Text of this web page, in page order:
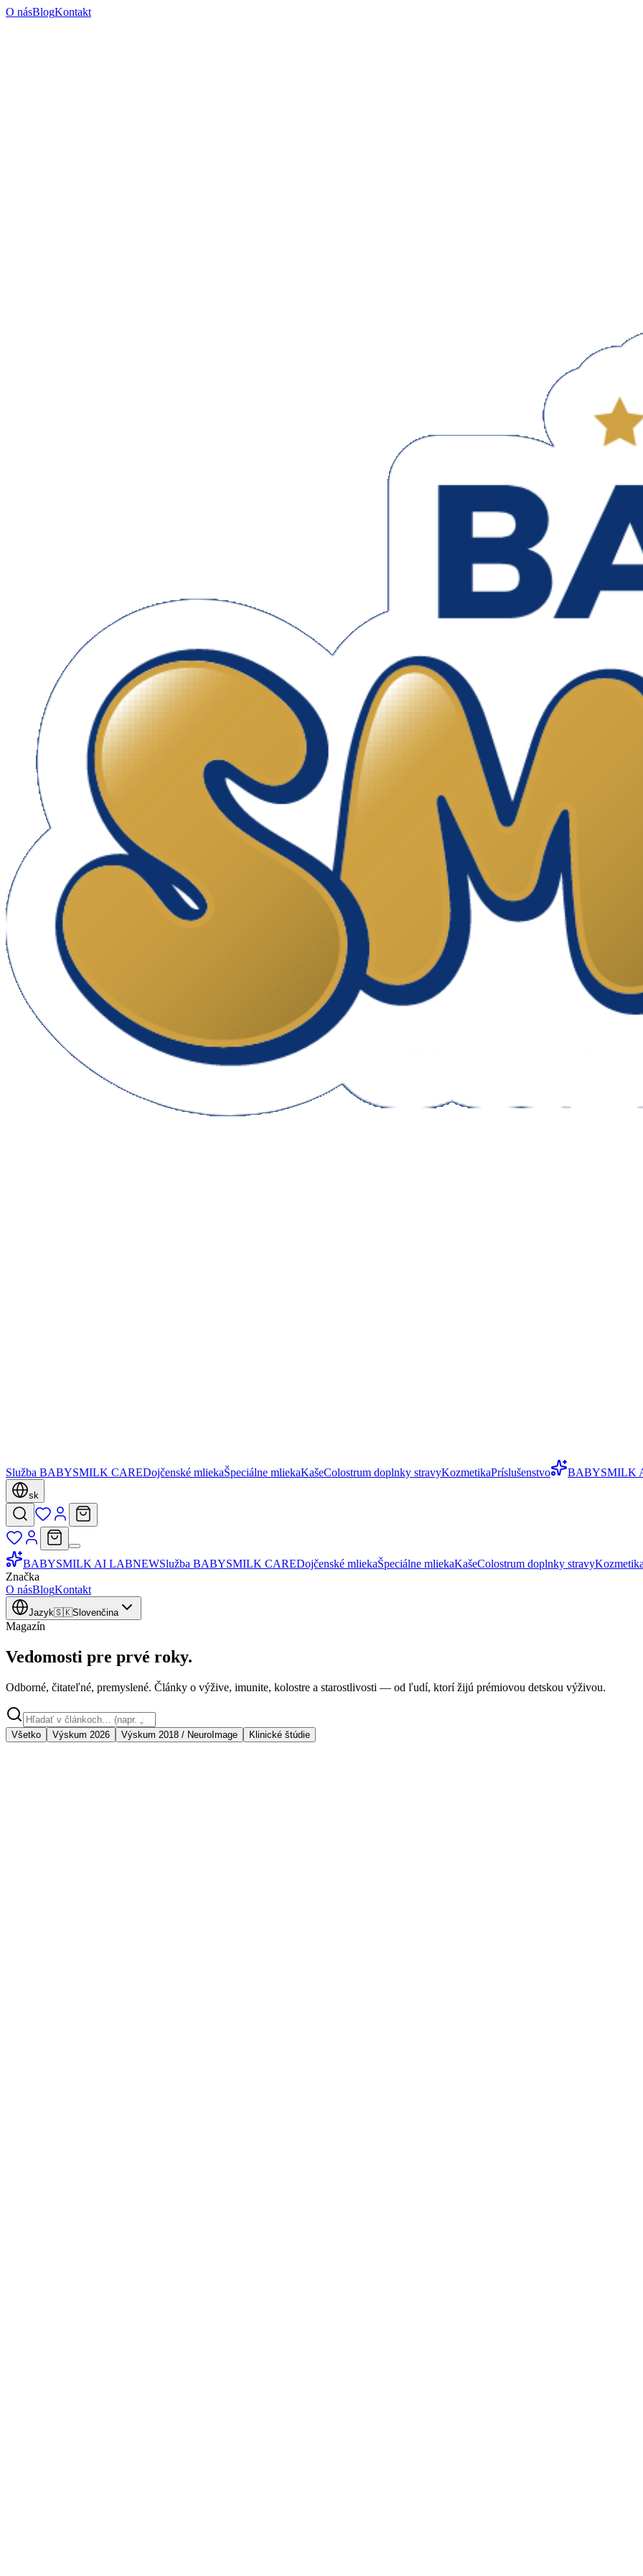
O násBlogKontakt
Služba BABYSMILK CAREDojčenské mliekaŠpeciálne mliekaKašeColostrum doplnky stravyKozmetikaPríslušenstvo BABYSMILK
sk
BABYSMILK AI LABNEWSlužba BABYSMILK CAREDojčenské mliekaŠpeciálne mliekaKašeColostrum doplnky stravyKozmetika
Značka
O násBlogKontakt
Jazyk🇸🇰Slovenčina
Magazín
Vedomosti pre prvé roky.
Odborné, čitateľné, premyslené. Články o výžive, imunite, kolostre a starostlivosti — od ľudí, ktorí žijú prémiovou detskou výživou.
Všetko Výskum 2026 Výskum 2018 / NeuroImage Klinické štúdie